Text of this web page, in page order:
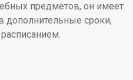
предметов, он имеет
дополнительные сроки,